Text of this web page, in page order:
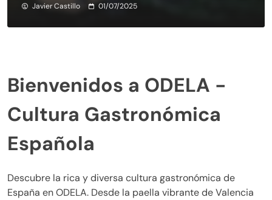
Javier Castillo 01/07/2025
Bienvenidos a ODELA -
Cultura Gastronómica
Española
Descubre la rica y diversa cultura gastronómica de
España en ODELA. Desde la paella vibrante de Valencia